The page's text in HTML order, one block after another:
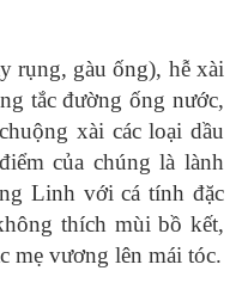
rụng, gàu ống), hễ xài
tắc đường ống nước,
xài các loại dầu
của chúng là lành
Linh với cá tính đặc
thích mùi bồ kết,
mẹ vương lên mái tóc.